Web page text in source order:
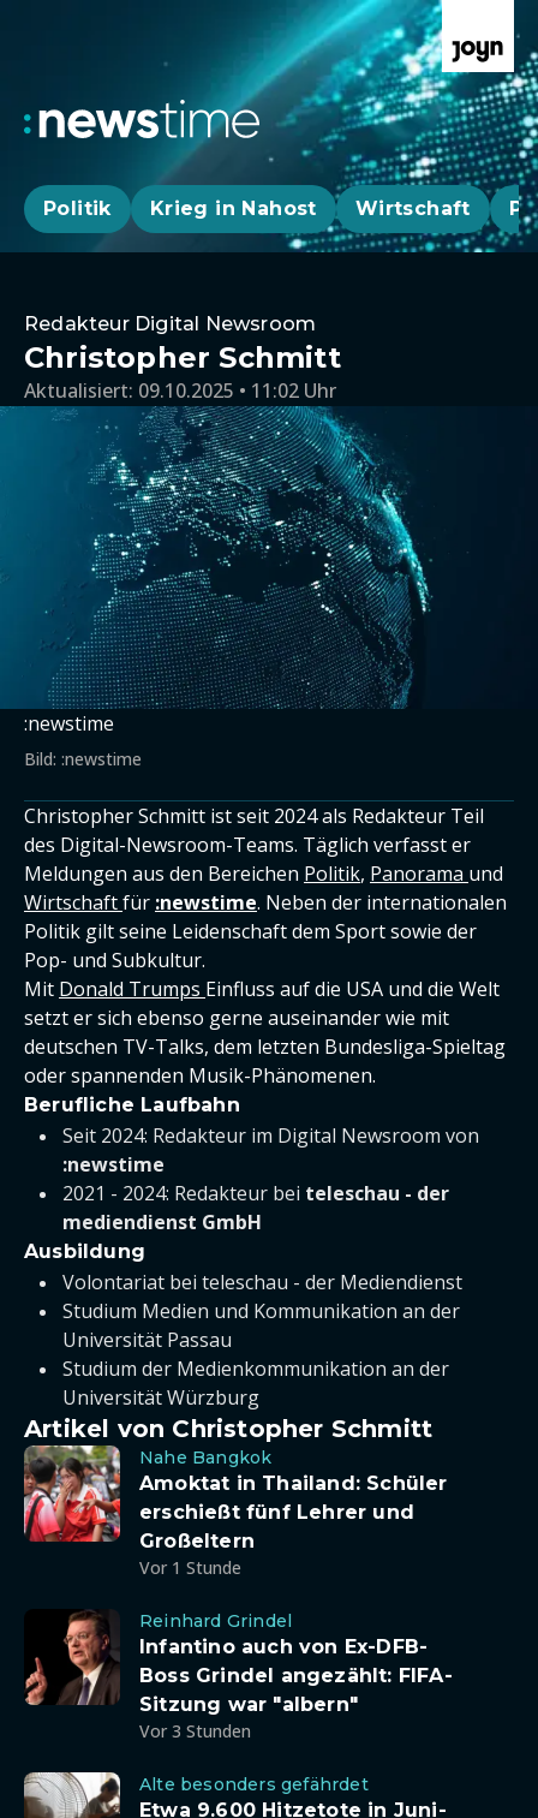
Politik Krieg in Nahost Wirtschaft
Redakteur Digital Newsroom
Christopher Schmitt
Aktualisiert: 09.10.2025 • 11:02 Uhr
:newstime
Bild: :newstime
Christopher Schmitt ist seit 2024 als Redakteur Teil
des Digital-Newsroom-Teams. Täglich verfasst er
Meldungen aus den Bereichen Politik, Panorama und
Wirtschaftfür :newstime. Neben der internationalen
Politik gilt seine Leidenschaft dem Sport sowie der
Pop- und Subkultur.
Mit Donald Trumps Einfluss auf die USA und die Welt
setzt er sich ebenso gerne auseinander wie mit
deutschen TV-Talks, dem letzten Bundesliga-Spieltag
oder spannenden Musik-Phänomenen.
Berufliche Laufbahn
Seit 2024: Redakteur im Digital Newsroom von
:newstime
2021 - 2024: Redakteur bei teleschau - der
mediendienst GmbH
Ausbildung
Volontariat bei teleschau - der Mediendienst
Studium Medien und Kommunikation an der
Universität Passau
Studium der Medienkommunikation an der
Universität Würzburg
Artikel von Christopher Schmitt
Nahe Bangkok
Amoktat in Thailand: Schüler
erschießt fünf Lehrer und
Großeltern
Vor 1 Stunde
Reinhard Grindel
Infantino auch von Ex-DFB-
Boss Grindel angezählt: FIFA-
Sitzung war "albern"
Vor 3 Stunden
Alte besonders gefährdet
Etwa 9.600 Hitzetote in Juni-